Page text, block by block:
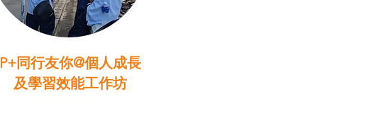
P+同行友你@個人成長
及學習效能工作坊